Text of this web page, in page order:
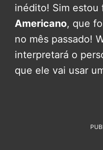
inédito! Sim estou
Americano, que
no mês passado!
interpretará o
que ele vai usar